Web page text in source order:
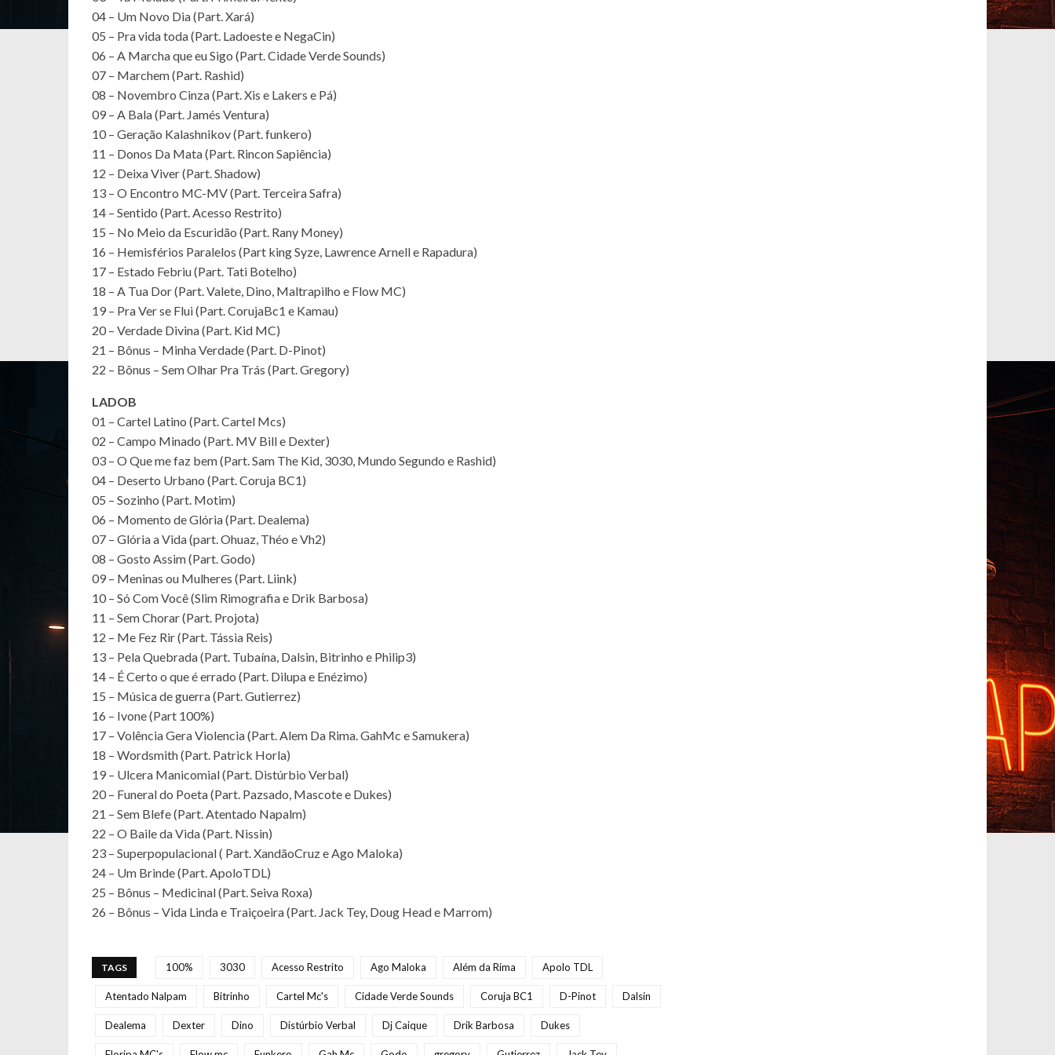
04 – Um Novo Dia (Part. Xará)
05 – Pra vida toda (Part. Ladoeste e NegaCin)
06 – A Marcha que eu Sigo (Part. Cidade Verde Sounds)
07 – Marchem (Part. Rashid)
08 – Novembro Cinza (Part. Xis e Lakers e Pá)
09 – A Bala (Part. Jamés Ventura)
10 – Geração Kalashnikov (Part. funkero)
11 – Donos Da Mata (Part. Rincon Sapiência)
12 – Deixa Viver (Part. Shadow)
13 – O Encontro MC-MV (Part. Terceira Safra)
14 – Sentido (Part. Acesso Restrito)
15 – No Meio da Escuridão (Part. Rany Money)
16 – Hemisférios Paralelos (Part king Syze, Lawrence Arnell e Rapadura)
17 – Estado Febriu (Part. Tati Botelho)
18 – A Tua Dor (Part. Valete, Dino, Maltrapilho e Flow MC)
19 – Pra Ver se Flui (Part. CorujaBc1 e Kamau)
20 – Verdade Divina (Part. Kid MC)
21 – Bônus – Minha Verdade (Part. D-Pinot)
22 – Bônus – Sem Olhar Pra Trás (Part. Gregory)
LADOB
01 – Cartel Latino (Part. Cartel Mcs)
02 – Campo Minado (Part. MV Bill e Dexter)
03 – O Que me faz bem (Part. Sam The Kid, 3030, Mundo Segundo e Rashid)
04 – Deserto Urbano (Part. Coruja BC1)
05 – Sozinho (Part. Motim)
06 – Momento de Glória (Part. Dealema)
07 – Glória a Vida (part. Ohuaz, Théo e Vh2)
08 – Gosto Assim (Part. Godo)
09 – Meninas ou Mulheres (Part. Liink)
10 – Só Com Você (Slim Rimografia e Drik Barbosa)
11 – Sem Chorar (Part. Projota)
12 – Me Fez Rir (Part. Tássia Reis)
13 – Pela Quebrada (Part. Tubaína, Dalsin, Bitrinho e Philip3)
14 – É Certo o que é errado (Part. Dilupa e Enézimo)
15 – Música de guerra (Part. Gutierrez)
16 – Ivone (Part 100%)
17 – Volência Gera Violencia (Part. Alem Da Rima. GahMc e Samukera)
18 – Wordsmith (Part. Patrick Horla)
19 – Ulcera Manicomial (Part. Distúrbio Verbal)
20 – Funeral do Poeta (Part. Pazsado, Mascote e Dukes)
21 – Sem Blefe (Part. Atentado Napalm)
22 – O Baile da Vida (Part. Nissin)
23 – Superpopulacional ( Part. XandãoCruz e Ago Maloka)
24 – Um Brinde (Part. ApoloTDL)
25 – Bônus – Medicinal (Part. Seiva Roxa)
26 – Bônus – Vida Linda e Traiçoeira (Part. Jack Tey, Doug Head e Marrom)
TAGS 100% 3030 Acesso Restrito Ago Maloka Além da Rima Apolo TDL
Atentado Nalpam Bitrinho Cartel Mc's Cidade Verde Sounds Coruja BC1 D-Pinot Dalsin
Dealema Dexter Dino Distúrbio Verbal Dj Caique Drik Barbosa Dukes